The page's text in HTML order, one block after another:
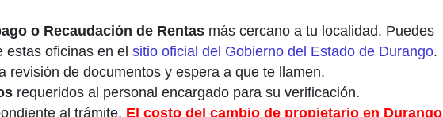
o Recaudación de Rentas más cercano a tu localidad. Puedes
oficinas en el sitio oficial del Gobierno del Estado de Durango.
revisión de documentos y espera a que te llamen.
requeridos al personal encargado para su verificación.
al trámite. El costo del cambio de propietario en Durango